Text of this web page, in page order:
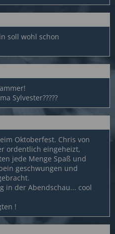
soll wohl schon
Sylvester?????
Oktoberfest. Chris von
ordentlich eingeheizt,
jede Menge Spaß und
geschwungen und
in der Abendschau... cool
!